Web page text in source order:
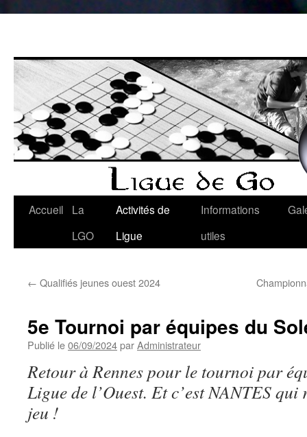
Accueil
La
LGO
Activités de
Ligue
Informations
utiles
← Qualifiés jeunes ouest 2024
5e Tournoi par équipes du
Publié le06/09/2024parAdministrateur
Retour à Rennes pour le tournoi par
Ligue de l’Ouest. Et c’est NANTES qui
jeu !